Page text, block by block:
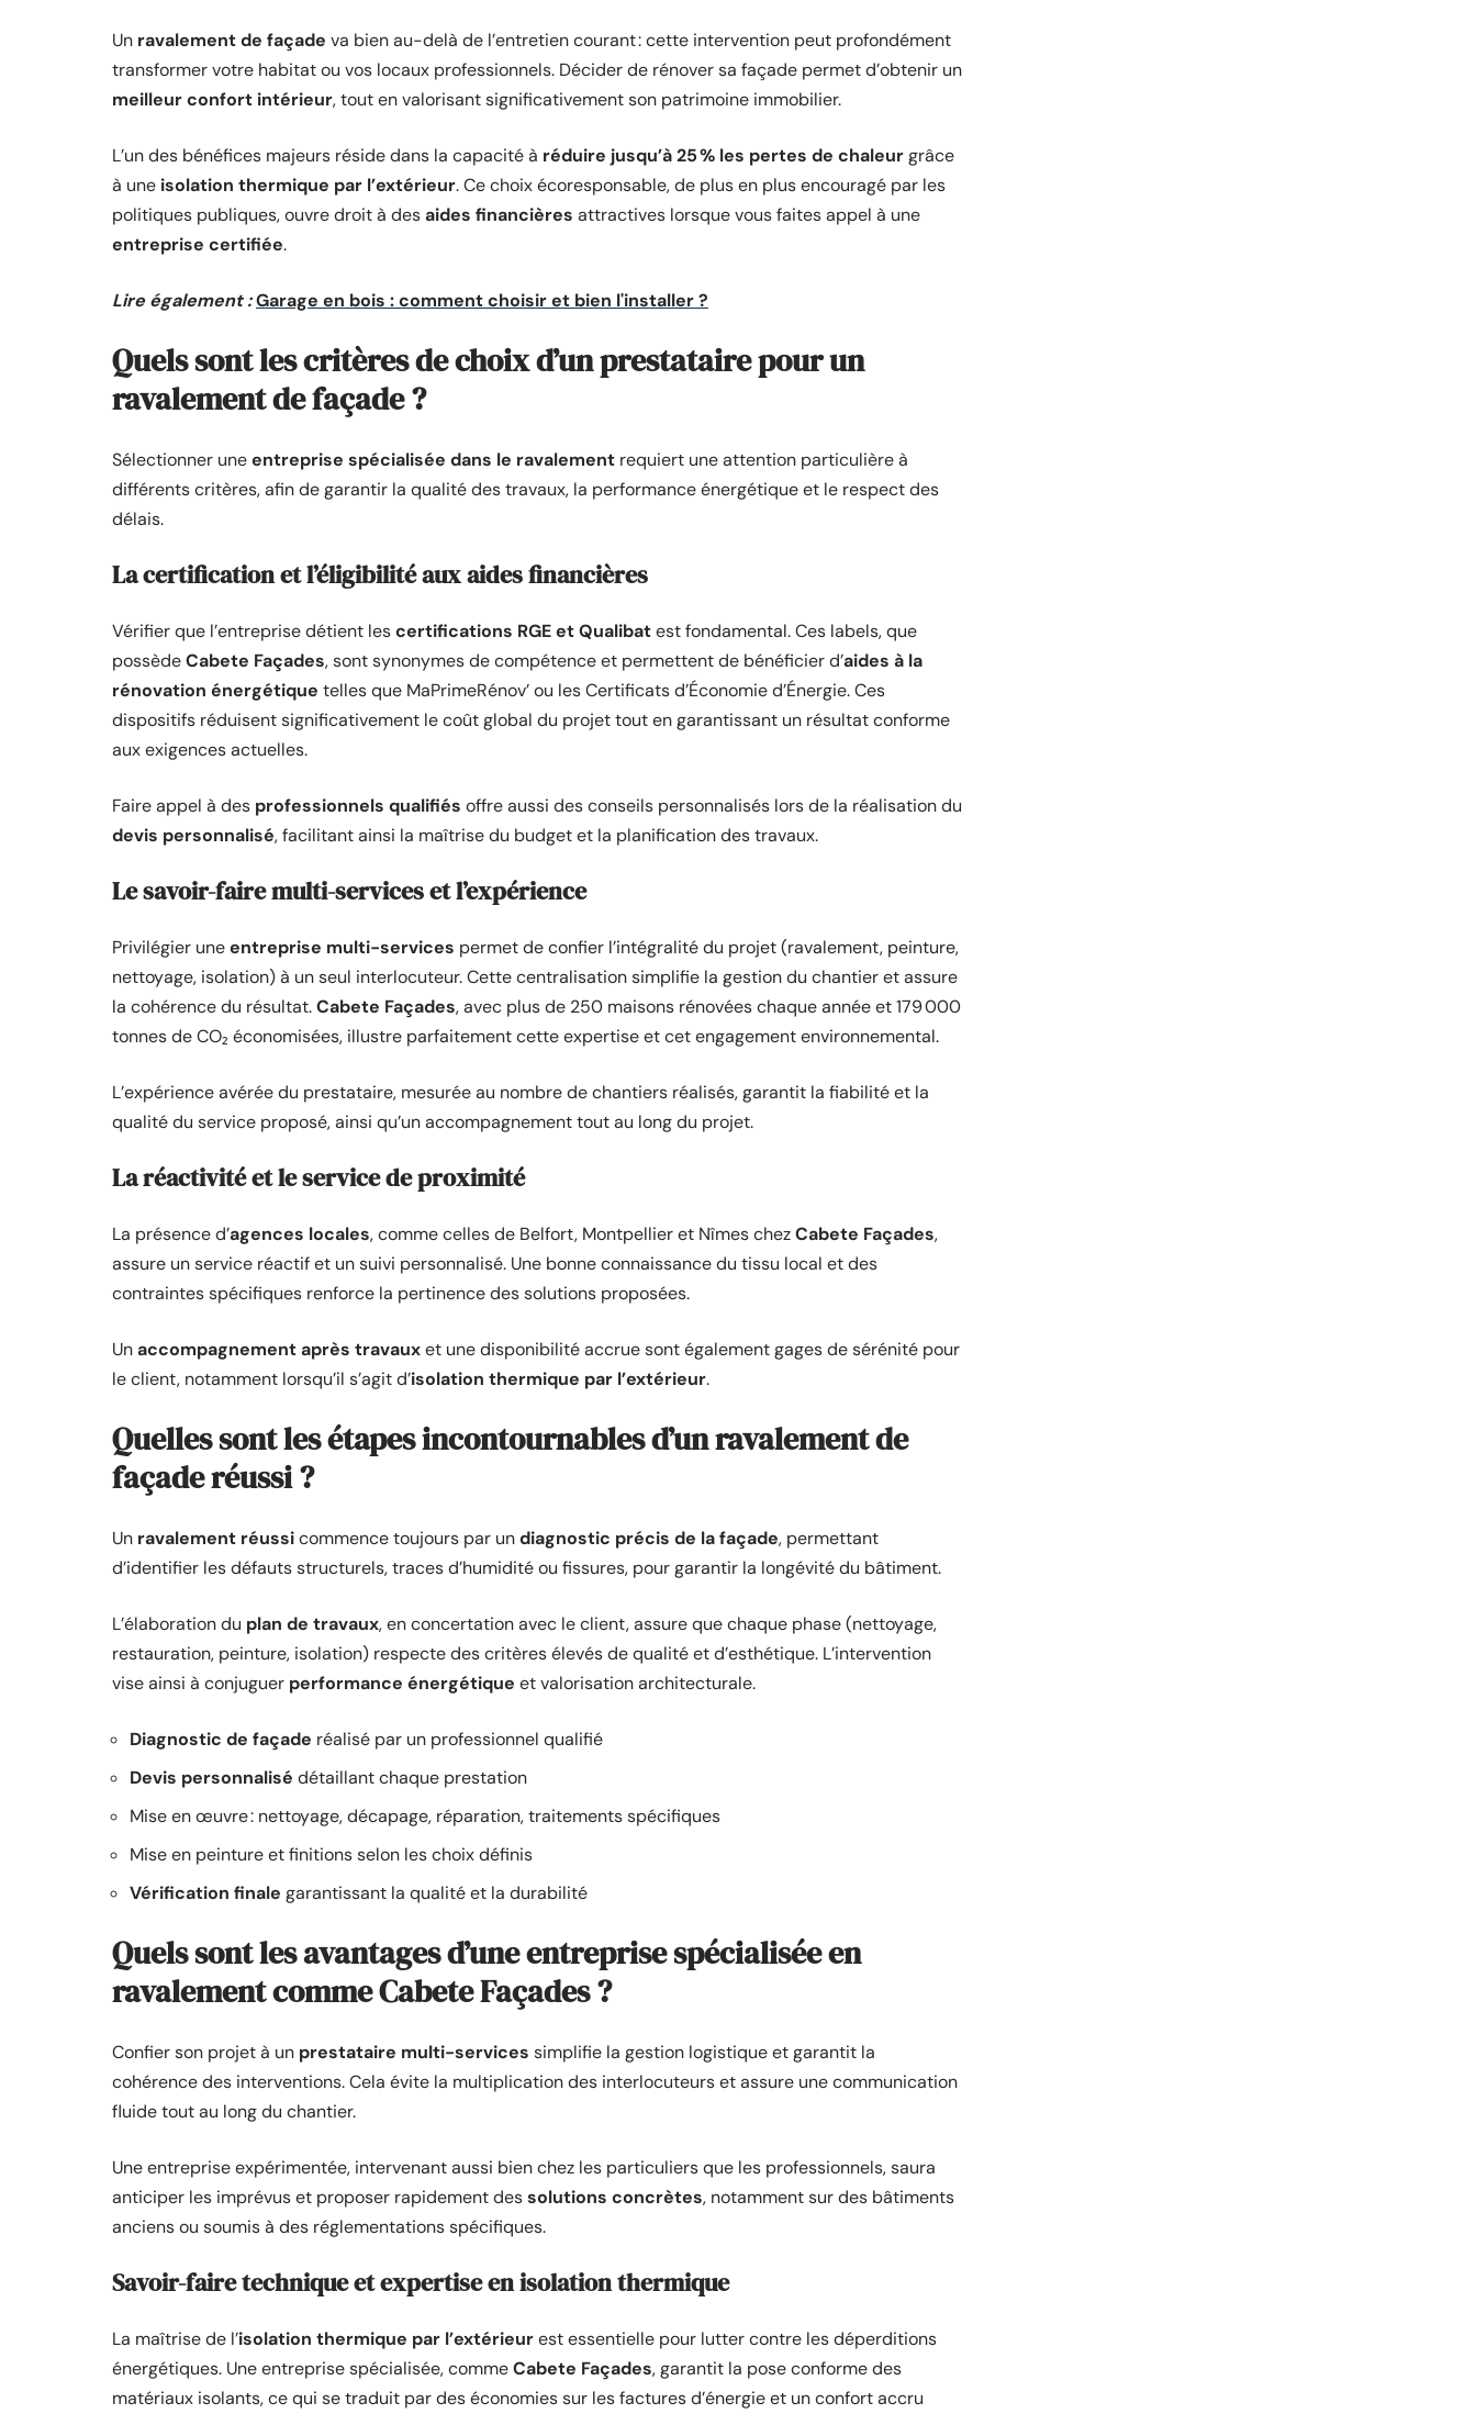
Un ravalement de façade va bien au-delà de l’entretien courant : cette intervention peut profondément
transformer votre habitat ou vos locaux professionnels. Décider de rénover sa façade permet d’obtenir un
meilleur confort intérieur, tout en valorisant significativement son patrimoine immobilier.
L’un des bénéfices majeurs réside dans la capacité à réduire jusqu’à 25 % les pertes de chaleurgrâce
à une isolation thermique par l’extérieur. Ce choix écoresponsable, de plus en plus encouragé par les
politiques publiques, ouvre droit à desaides financières attractives lorsque vous faites appel à une
entreprise certifiée.
Lire également :Garage en bois : comment choisir et bien l'installer ?
Quels sont les critères de choix d’un prestataire pour un
ravalement de façade ?
Sélectionner uneentreprise spécialisée dans le ravalement requiert une attention particulière à
différents critères, afin de garantir la qualité des travaux, la performance énergétique et le respect des
délais.
La certification et l’éligibilité aux aides financières
Vérifier que l’entreprise détient lescertifications RGE et Qualibatest fondamental. Ces labels, que
possèdeCabete Façades, sont synonymes de compétence et permettent de bénéficier d’aides à la
rénovation énergétique telles que MaPrimeRénov’ ou les Certificats d’Économie d’Énergie. Ces
dispositifs réduisent significativement le coût global du projet tout en garantissant un résultat conforme
aux exigences actuelles.
Faire appel à des professionnels qualifiés offre aussi des conseils personnalisés lors de la réalisation du
devis personnalisé, facilitant ainsi la maîtrise du budget et la planification des travaux.
Le savoir-faire multi-services et l’expérience
Privilégier uneentreprise multi-services permet de confier l’intégralité du projet (ravalement, peinture,
nettoyage, isolation) à un seul interlocuteur. Cette centralisation simplifie la gestion du chantier et assure
la cohérence du résultat.Cabete Façades, avec plus de 250 maisons rénovées chaque année et 179 000
tonnes de CO₂ économisées, illustre parfaitement cette expertise et cet engagement environnemental.
L’expérience avérée du prestataire, mesurée au nombre de chantiers réalisés, garantit la fiabilité et la
qualité du service proposé, ainsi qu’un accompagnement tout au long du projet.
La réactivité et le service de proximité
La présence d’agences locales, comme celles de Belfort, Montpellier et Nîmes chezCabete Façades,
assure un service réactif et un suivi personnalisé. Une bonne connaissance du tissu local et des
contraintes spécifiques renforce la pertinence des solutions proposées.
Unaccompagnement après travauxet une disponibilité accrue sont également gages de sérénité pour
le client, notamment lorsqu’il s’agit d’isolation thermique par l’extérieur.
Quelles sont les étapes incontournables d’un ravalement de
façade réussi ?
Un ravalement réussicommence toujours par undiagnostic précis de la façade, permettant
d’identifier les défauts structurels, traces d’humidité ou fissures, pour garantir la longévité du bâtiment.
L’élaboration du plan de travaux, en concertation avec le client, assure que chaque phase (nettoyage,
restauration, peinture, isolation) respecte des critères élevés de qualité et d’esthétique. L’intervention
vise ainsi à conjuguer performance énergétique et valorisation architecturale.
Diagnostic de façade réalisé par un professionnel qualifié
Devis personnalisé détaillant chaque prestation
Mise en œuvre : nettoyage, décapage, réparation, traitements spécifiques
Mise en peinture et finitions selon les choix définis
Vérification finale garantissant la qualité et la durabilité
Quels sont les avantages d’une entreprise spécialisée en
ravalement comme Cabete Façades ?
Confier son projet à un prestataire multi-services simplifie la gestion logistique et garantit la
cohérence des interventions. Cela évite la multiplication des interlocuteurs et assure une communication
fluide tout au long du chantier.
Une entreprise expérimentée, intervenant aussi bien chez les particuliers que les professionnels, saura
anticiper les imprévus et proposer rapidement dessolutions concrètes, notamment sur des bâtiments
anciens ou soumis à des réglementations spécifiques.
Savoir-faire technique et expertise en isolation thermique
La maîtrise de l’isolation thermique par l’extérieurest essentielle pour lutter contre les déperditions
énergétiques. Une entreprise spécialisée, commeCabete Façades, garantit la pose conforme des
matériaux isolants, ce qui se traduit par des économies sur les factures d’énergie et un confort accru